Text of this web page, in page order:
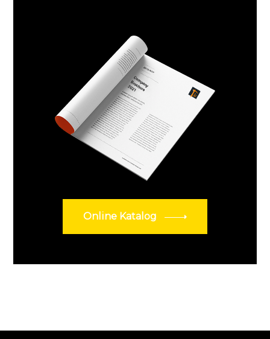
Online Katalog